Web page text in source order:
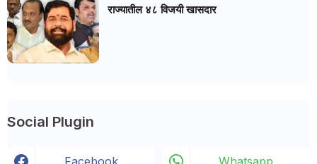
राज्यातील ४८ विजयी खासदार
Social Plugin
Facebook Whatsapp